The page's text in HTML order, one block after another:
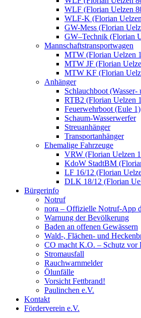
WLF (Florian Uelzen
WLF-K (Florian
GW-Mess (Florian
GW–Technik (Florian
Mannschaftstransportwagen
MTW (Florian Uelzen
MTW JF (Florian
MTW KF (Florian
Anhänger
Schlauchboot (Wasser-
RTB2 (Florian Uelzen
Feuerwehrboot (Eule 1)
Schaum-Wasserwerfer
Streuanhänger
Transportanhänger
Ehemalige Fahrzeuge
VRW (Florian Uelzen
KdoW StadtBM
LF 16/12 (Florian
DLK 18/12 (Florian
Bürgerinfo
Notruf
nora – Offizielle Notruf-App
Warnung der Bevölkerung
Baden an offenen Gewässern
Wald-, Flächen- und
CO macht K.O. – Schutz vor
Stromausfall
Rauchwarnmelder
Ölunfälle
Vorsicht Fettbrand!
Paulinchen e.V.
Kontakt
Förderverein e.V.